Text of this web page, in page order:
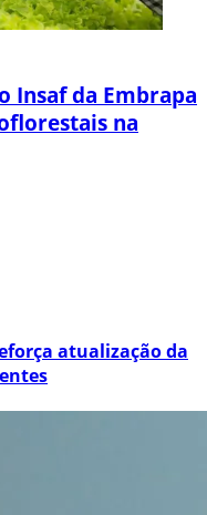
Insaf da Embrapa
na
atualização da